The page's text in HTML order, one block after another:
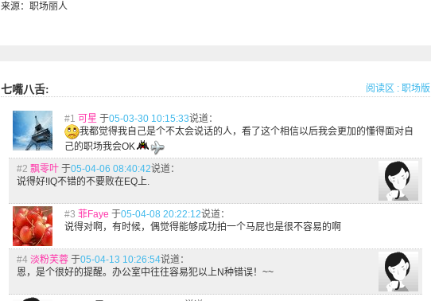
来源：职场丽人
七嘴八舌: 阅读区 : 职场版
#1 可星 于05-03-30 10:15:33说道：
我都觉得我自己是个不太会说话的人，看了这个相信以后我会更加的懂得面对自
己的职场我会OK
#2 飘零叶 于05-04-06 08:40:42说道：
说得好!IQ不错的不要败在EQ上.
#3 菲Faye 于05-04-08 20:22:12说道：
说得对啊，有时候，偶觉得能够成功拍一个马屁也是很不容易的啊
#4 淡粉芙蓉 于05-04-13 10:26:54说道：
恩，是个很好的提醒。办公室中往往容易犯以上N种错误！~~